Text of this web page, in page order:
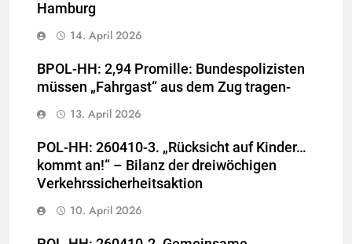
Hamburg
14. April 2026
BPOL-HH: 2,94 Promille: Bundespolizisten
müssen „Fahrgast“ aus dem Zug tragen-
13. April 2026
POL-HH: 260410-3. „Rücksicht auf Kinder…
kommt an!“ – Bilanz der dreiwöchigen
Verkehrssicherheitsaktion
10. April 2026